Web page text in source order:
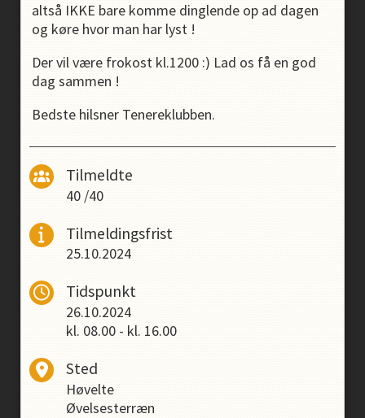
altså IKKE bare komme dinglende op ad dagen
og køre hvor man har lyst !
Der vil være frokost kl.1200 :) Lad os få en god
dag sammen !
Bedste hilsner Tenereklubben.
Tilmeldte
40 /40
Tilmeldingsfrist
25.10.2024
Tidspunkt
26.10.2024
kl. 08.00 - kl. 16.00
Sted
Høvelte
Øvelsesterræn